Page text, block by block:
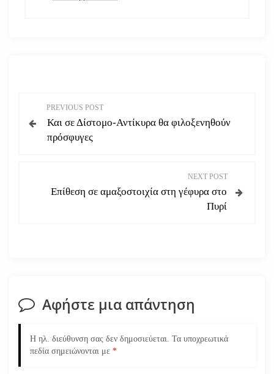
λ
η
ά
PREVIOUS POST
Και σε Δίστομο-Αντίκυρα θα φιλοξενηθούν
πρόσφυγες
NEXT POST
Επίθεση σε αμαξοστοιχία στη γέφυρα στο
Πυρί
Αφήστε μια απάντηση
Η ηλ. διεύθυνση σας δεν δημοσιεύεται. Τα υποχρεωτικά
πεδία σημειώνονται με *